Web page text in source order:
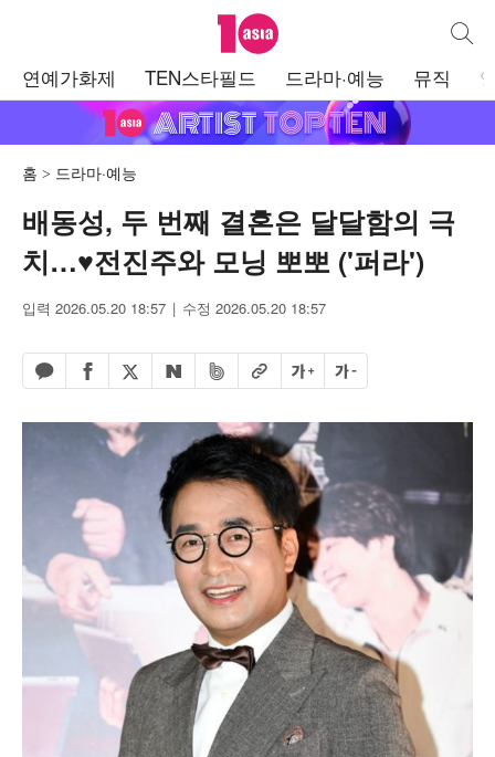
텐아시아 통합
연예가화제 TEN스타필드 드라마·예능 뮤직
홈 드라마·예능
배동성, 두 번째 결혼은 달달함의 극
치…♥전진주와 모닝 뽀뽀 ('퍼라')
입력 2026.05.20 18:57 수정 2026.05.20 18:57
카카오톡 공유하기
페이스북 공유하기
엑스 공유하기
네이버 공유하기
밴드 공유하기
URL복사글자 크게글자 작게